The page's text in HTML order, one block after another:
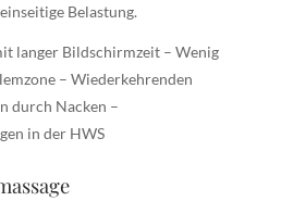
Belastung.
langer Bildschirmzeit – Wenig
– Wiederkehrenden
durch Nacken –
in der HWS